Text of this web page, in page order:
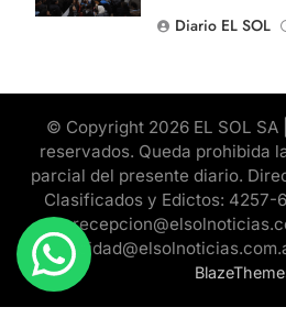
Diario EL SOL
© Copyright 2026 EL SOL SA
reservados. Queda prohibida
parcial del presente diario.
Clasificados y Edictos: 4257-